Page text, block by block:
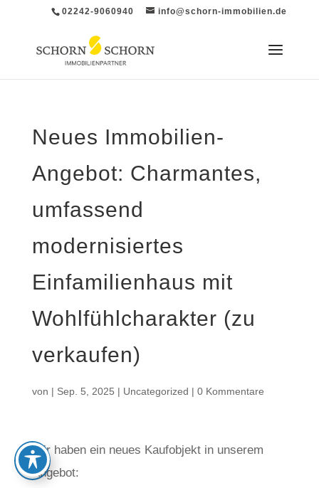
02242-9060940 info@schorn-immobilien.de
Neues Immobilien-
Angebot: Charmantes,
umfassend
modernisiertes
Einfamilienhaus mit
Wohlfühlcharakter (zu
verkaufen)
von | Sep. 5, 2025 | Uncategorized | 0 Kommentare
Wir haben ein neues Kaufobjekt in unserem
Angebot: